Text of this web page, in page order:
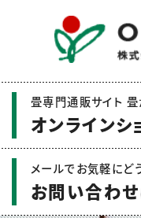
小田
の
畳専門通販サイト
オンラインシ
メールでお気軽にど
お問い合わ